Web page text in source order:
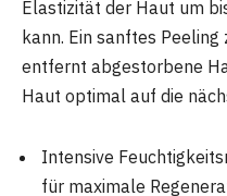
Elastizität der Haut um
kann. Ein sanftes
entfernt abgestorbene
Haut optimal auf die
Intensive
für maximale